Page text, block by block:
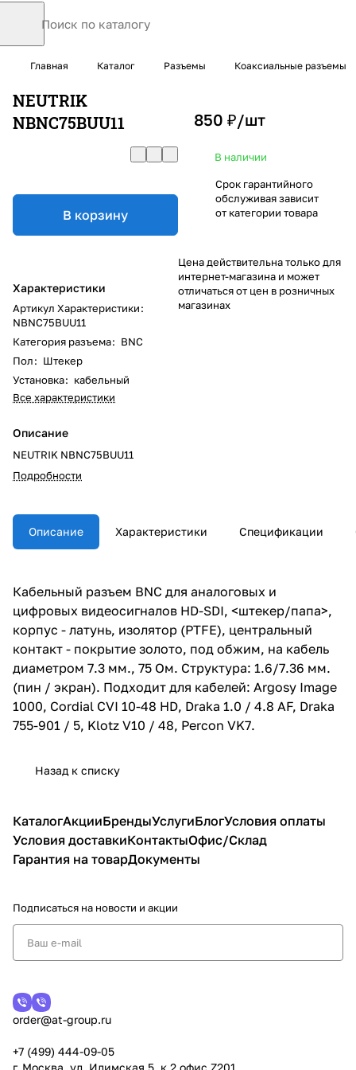
Главная Каталог Разъемы Коаксиальные разъемы
NEUTRIK
NBNC75BUU11
В корзину
Характеристики
Артикул Характеристики:
NBNC75BUU11
Категория разъема: BNC
Пол: Штекер
Установка: кабельный
Все характеристики
Описание
NEUTRIK NBNC75BUU11
Подробности
850 ₽/шт
В наличии
Срок гарантийного
обслуживая зависит
от категории товара
Цена действительна только для
интернет-магазина и может
отличаться от цен в розничных
магазинах
Описание Характеристики Спецификации
Кабельный разъем BNC для аналоговых и
цифровых видеосигналов HD-SDI, <штекер/папа>,
корпус - латунь, изолятор (PTFE), центральный
контакт - покрытие золото, под обжим, на кабель
диаметром 7.3 мм., 75 Ом. Структура: 1.6/7.36 мм.
(пин / экран). Подходит для кабелей: Argosy Image
1000, Cordial CVI 10-48 HD, Draka 1.0 / 4.8 AF, Draka
755-901 / 5, Klotz V10 / 48, Percon VK7.
Назад к списку
КаталогАкцииБрендыУслугиБлогУсловия оплаты
Условия доставкиКонтактыОфис/Склад
Гарантия на товарДокументы
Подписаться на новости и акции
order@at-group.ru
+7 (499) 444-09-05
г. Москва, ул. Илимская 5, к.2 офис Z201